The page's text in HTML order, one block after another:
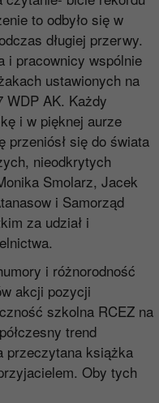
to odbyło się w
długiej przerwy.
i pracownicy wspólnie
ustawionych na
WDP AK. Każdy
i w pięknej aurze
przeniósł się do świata
nieodkrytych
Smolarz, Jacek
i Samorząd
za udział i
i różnorodność
akcji pozycji
szkolna RCEZ na
trend
przeczytana książka
Oby tych